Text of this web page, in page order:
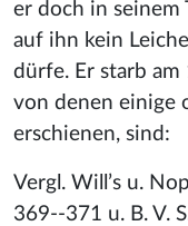
er doch in seinem
auf ihn kein
dürfe. Er starb am
von denen einige
erschienen, sind:
Vergl. Will’s u.
369--371 u. B. V.